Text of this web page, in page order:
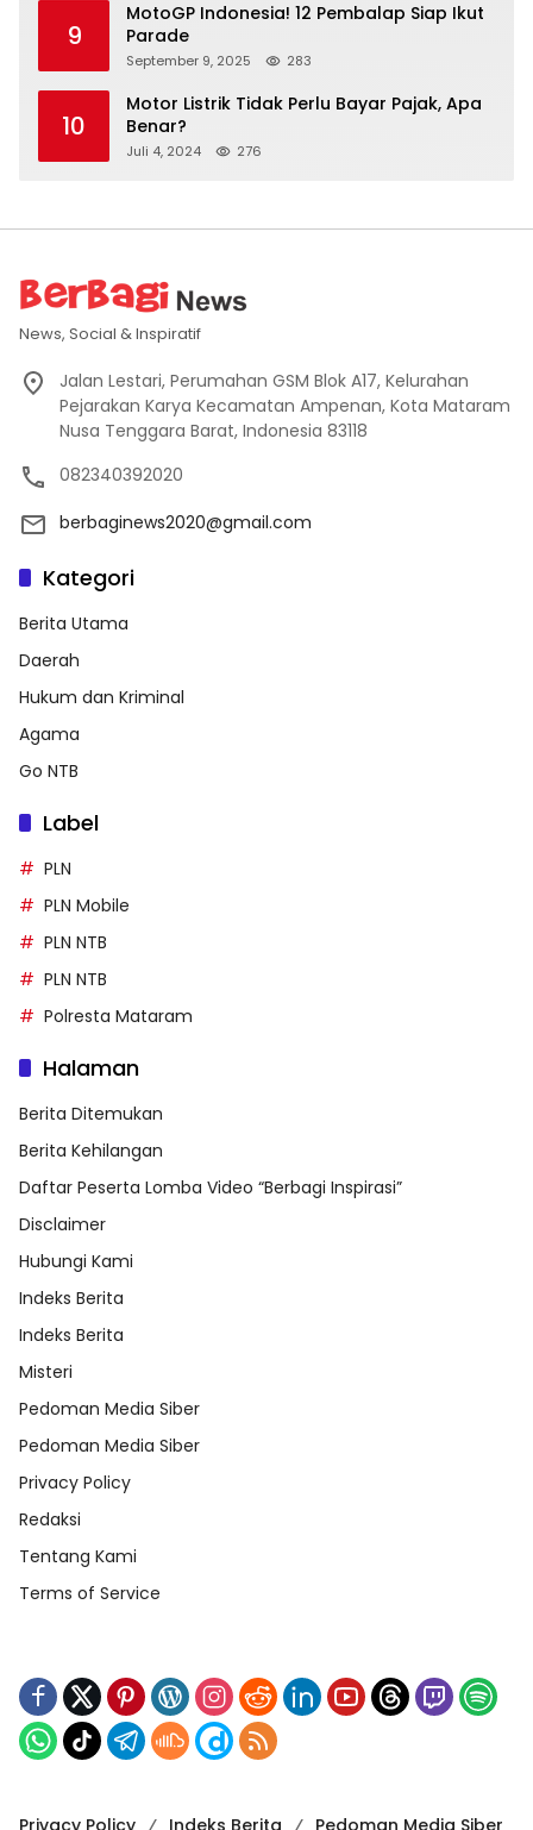
9
MotoGP Indonesia! 12 Pembalap Siap Ikut
Parade
September 9, 2025 283
10
Motor Listrik Tidak Perlu Bayar Pajak, Apa
Benar?
Juli 4, 2024 276
News, Social & Inspiratif
Jalan Lestari, Perumahan GSM Blok A17, Kelurahan
Pejarakan Karya Kecamatan Ampenan, Kota Mataram
Nusa Tenggara Barat, Indonesia 83118
082340392020
berbaginews2020@gmail.com
Kategori
Berita Utama
Daerah
Hukum dan Kriminal
Agama
Go NTB
Label
PLN
PLN Mobile
PLN NTB
PLN NTB
Polresta Mataram
Halaman
Berita Ditemukan
Berita Kehilangan
Daftar Peserta Lomba Video “Berbagi Inspirasi”
Disclaimer
Hubungi Kami
Indeks Berita
Indeks Berita
Misteri
Pedoman Media Siber
Pedoman Media Siber
Privacy Policy
Redaksi
Tentang Kami
Terms of Service